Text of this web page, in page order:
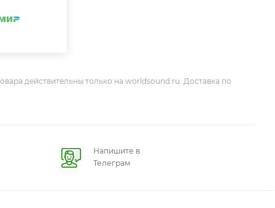
действительны только на worldsound.ru. Доставка по
Напишите в
Телеграм